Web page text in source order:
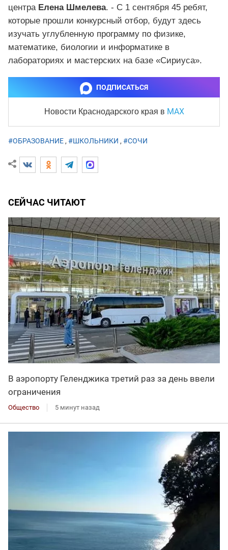
центра Елена Шмелева. - С 1 сентября 45 ребят,
которые прошли конкурсный отбор, будут здесь
изучать углубленную программу по физике,
математике, биологии и информатике в
лабораториях и мастерских на базе «Сириуса».
ПОДПИСАТЬСЯ
Новости Краснодарского края в MAX
#ОБРАЗОВАНИЕ, #ШКОЛЬНИКИ , #СОЧИ
СЕЙЧАС ЧИТАЮТ
В аэропорту Геленджика третий раз за день ввели
ограничения
Общество 5 минут назад